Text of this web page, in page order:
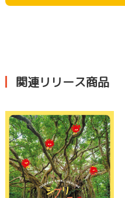
関連リリース商品